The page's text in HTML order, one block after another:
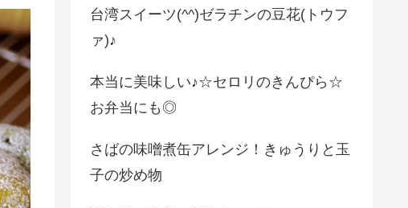
台湾スイーツ(^^)ゼラチンの豆花(トウフ
ァ)♪
本当に美味しい♪☆セロリのきんぴら☆
お弁当にも◎
さばの味噌煮缶アレンジ！きゅうりと玉
子の炒め物